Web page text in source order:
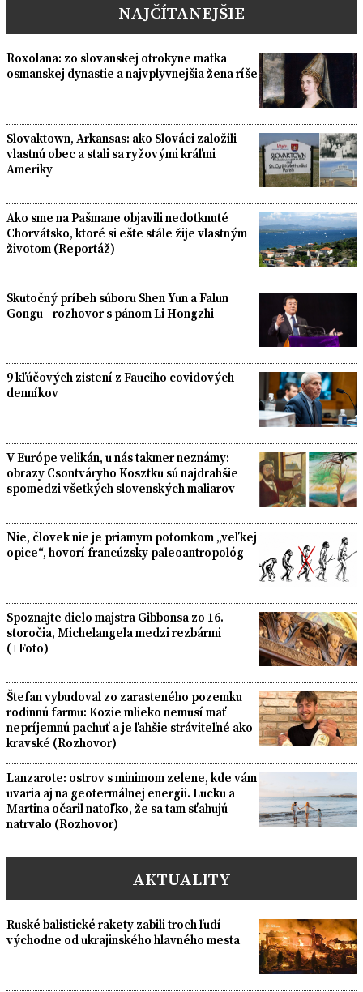
NAJČÍTANEJŠIE
Roxolana: zo slovanskej otrokyne matka
osmanskej dynastie a najvplyvnejšia žena ríše
Slovaktown, Arkansas: ako Slováci založili
vlastnú obec a stali sa ryžovými kráľmi
Ameriky
Ako sme na Pašmane objavili nedotknuté
Chorvátsko, ktoré si ešte stále žije vlastným
životom (Reportáž)
Skutočný príbeh súboru Shen Yun a Falun
Gongu - rozhovor s pánom Li Hongzhi
9 kľúčových zistení z Fauciho covidových
denníkov
V Európe velikán, u nás takmer neznámy:
obrazy Csontváryho Kosztku sú najdrahšie
spomedzi všetkých slovenských maliarov
Nie, človek nie je priamym potomkom „veľkej
opice“, hovorí francúzsky paleoantropológ
Spoznajte dielo majstra Gibbonsa zo 16.
storočia, Michelangela medzi rezbármi
(+Foto)
Štefan vybudoval zo zarasteného pozemku
rodinnú farmu: Kozie mlieko nemusí mať
nepríjemnú pachuť a je ľahšie stráviteľné ako
kravské (Rozhovor)
Lanzarote: ostrov s minimom zelene, kde vám
uvaria aj na geotermálnej energii. Lucku a
Martina očaril natoľko, že sa tam sťahujú
natrvalo (Rozhovor)
AKTUALITY
Ruské balistické rakety zabili troch ľudí
východne od ukrajinského hlavného mesta